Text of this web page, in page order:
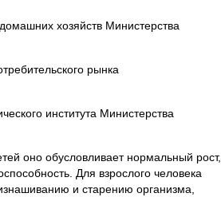
хозяйств Министерства
рынка
института Министерства
оно обусловливает нормальный рост,
Для взрослого человека
и старению организма,